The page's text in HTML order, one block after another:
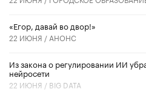
«Егор, давай во двор!»
22 ИЮНЯ / АНОНС
Из закона о регулировании ИИ
нейросети
22 ИЮНЯ / BIG DATA